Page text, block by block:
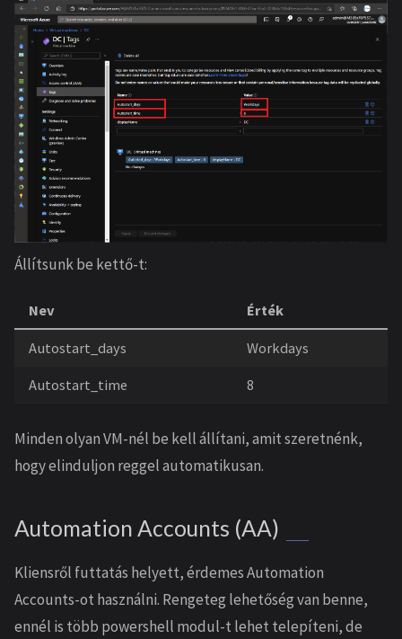
Állítsunk be kettő-t:
Nev Érték
Autostart_days Workdays
Autostart_time 8
Minden olyan VM-nél be kell állítani, amit szeretnénk,
hogy elinduljon reggel automatikusan.
Automation Accounts (AA)
Kliensről futtatás helyett, érdemes Automation
Accounts-ot használni. Rengeteg lehetőség van benne,
ennél is több powershell modul-t lehet telepíteni, de